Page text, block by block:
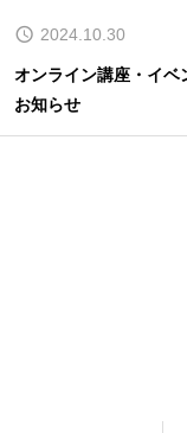
ン講座・イベントの